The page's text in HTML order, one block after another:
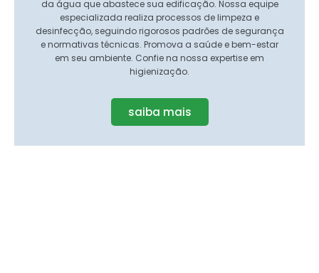
da água que abastece sua edificação. Nossa equipe
especializada realiza processos de limpeza e
desinfecção, seguindo rigorosos padrões de segurança
e normativas técnicas. Promova a saúde e bem-estar
em seu ambiente. Confie na nossa expertise em
higienização.
saiba mais